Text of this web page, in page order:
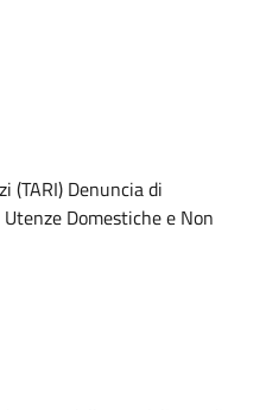
Denuncia di
Domestiche e Non